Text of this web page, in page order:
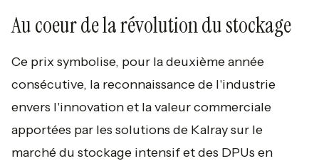
Au coeur de la révolution du stockage
Ce prix symbolise, pour la deuxième année
consécutive, la reconnaissance de l'industrie
envers l'innovation et la valeur commerciale
apportées par les solutions de Kalray sur le
marché du stockage intensif et des DPUs en